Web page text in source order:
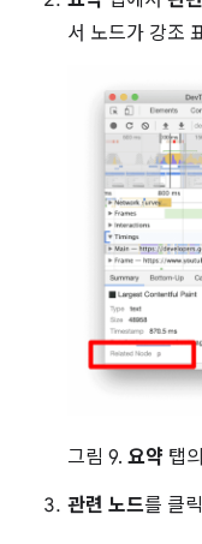
서 노드가 강조
그림 9. 요약 탭의
관련 노드를 클